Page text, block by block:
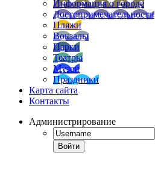
Информация о городе
Достопримечательности
Пляжи
Вокзалы
Парки
Театры
Музеи
Праздники
Карта сайта
Контакты
Администрирование
Войти